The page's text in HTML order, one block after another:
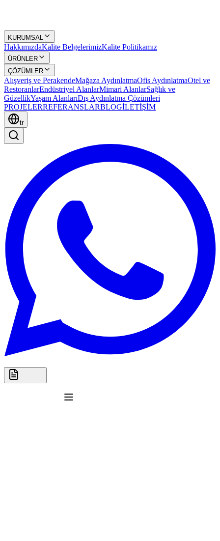
KURUMSAL
HakkımızdaKalite BelgelerimizKalite Politikamız
ÜRÜNLER
ÇÖZÜMLER
Alışveriş ve PerakendeMağaza AydınlatmaOfis AydınlatmaOtel ve
RestoranlarEndüstriyel AlanlarMimari AlanlarSağlık ve
GüzellikYaşam AlanlarıDış Aydınlatma Çözümleri
PROJELERREFERANSLARBLOGİLETİŞİM
tr